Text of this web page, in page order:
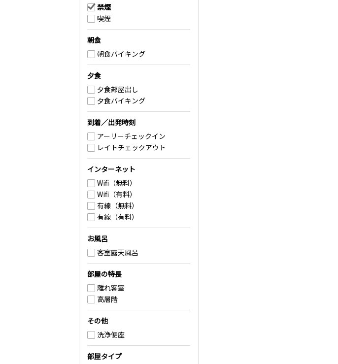
禁煙
喫煙
朝食
朝食バイキング
夕食
夕食部屋出し
夕食バイキング
到着／出発時刻
アーリーチェックイン
レイトチェックアウト
インターネット
Wifi（無料）
Wifi（有料）
有線（無料）
有線（有料）
お風呂
客室露天風呂
部屋の特長
離れ客室
高層階
その他
洗浄便座
部屋タイプ